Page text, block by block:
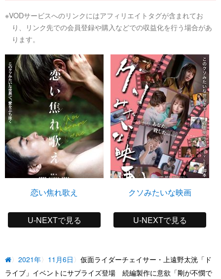
※VODサービスへのリンクにはアフィリエイトタグが含まれてお
り、リンク先での会員登録や購入などでの収益化を行う場合があ
ります。
恋い焦れ歌え
U-NEXTで見る
クソみたいな映画
U-NEXTで見る
2021年 11月6日
仮面ライダーチェイサー・上遠野太洸「ド
ライブ」イベントにサプライズ登場 続編製作に意欲「剛が不憫で